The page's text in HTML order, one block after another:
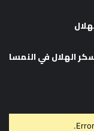
الهلال في النمسا